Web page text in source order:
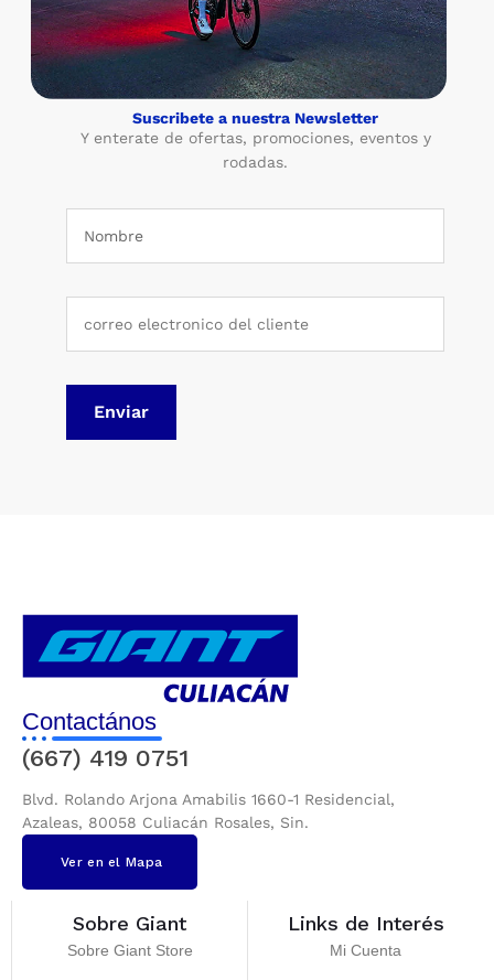
Suscribete a nuestra Newsletter
Y enterate de ofertas, promociones, eventos y
rodadas.
Contactános
(667) 419 0751
Blvd. Rolando Arjona Amabilis 1660-1 Residencial,
Azaleas, 80058 Culiacán Rosales, Sin.
Ver en el Mapa
Sobre Giant
Sobre Giant Store
Links de Interés
Mi Cuenta